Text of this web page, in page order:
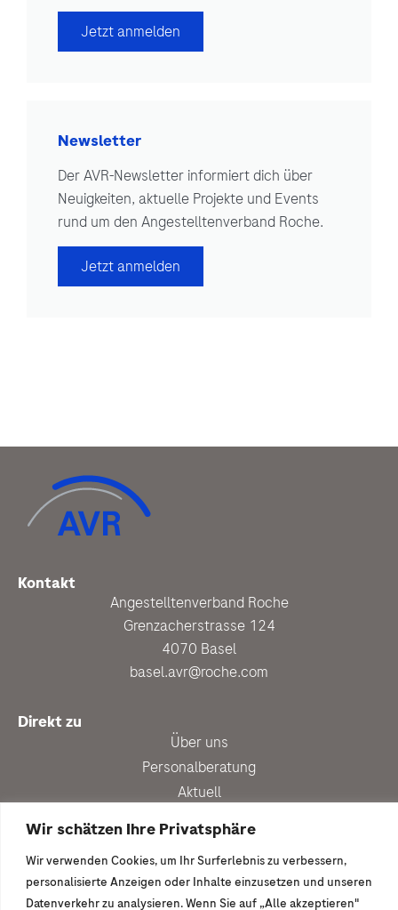
Wir schätzen Ihre Privatsphäre
Wir verwenden Cookies, um Ihr Surferlebnis zu verbessern,
personalisierte Anzeigen oder Inhalte einzusetzen und unseren
Datenverkehr zu analysieren. Wenn Sie auf „Alle akzeptieren"
Jetzt anmelden
Newsletter
Der AVR-Newsletter informiert dich über
Neuigkeiten, aktuelle Projekte und Events
rund um den Angestelltenverband Roche.
Jetzt anmelden
Kontakt
Angestelltenverband Roche
Grenzacherstrasse 124
4070 Basel
basel.avr@roche.com
Direkt zu
Über uns
Personalberatung
Aktuell
Newsletter anmelden
Ich wäre gern dabei
Mitglied werden